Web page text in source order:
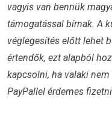
vagyis van bennük
támogatással bírnak. A
véglegesítés előtt lehet
értendők, ezt alapból
kapcsolni, ha valaki
PayPallel érdemes